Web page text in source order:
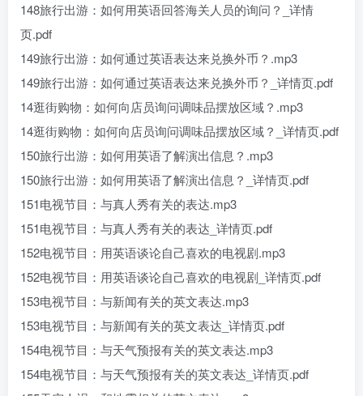
148旅行出游：如何用英语回答海关人员的询问？_详情
页.pdf
149旅行出游：如何通过英语表达来兑换外币？.mp3
149旅行出游：如何通过英语表达来兑换外币？_详情页.pdf
14逛街购物：如何向店员询问调味品摆放区域？.mp3
14逛街购物：如何向店员询问调味品摆放区域？_详情页.pdf
150旅行出游：如何用英语了解演出信息？.mp3
150旅行出游：如何用英语了解演出信息？_详情页.pdf
151电视节目：与真人秀有关的表达.mp3
151电视节目：与真人秀有关的表达_详情页.pdf
152电视节目：用英语谈论自己喜欢的电视剧.mp3
152电视节目：用英语谈论自己喜欢的电视剧_详情页.pdf
153电视节目：与新闻有关的英文表达.mp3
153电视节目：与新闻有关的英文表达_详情页.pdf
154电视节目：与天气预报有关的英文表达.mp3
154电视节目：与天气预报有关的英文表达_详情页.pdf